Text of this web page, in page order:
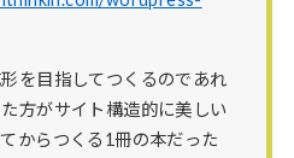
を目指してつくるのであれ
方がサイト構造的に美しい
からつくる1冊の本だった